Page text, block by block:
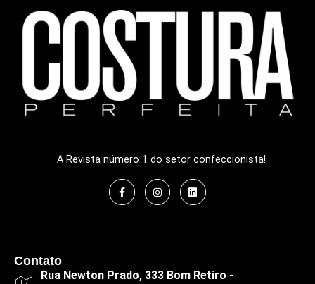
A Revista número 1 do setor confeccionista!
Contato
Rua Newton Prado, 333 Bom Retiro -